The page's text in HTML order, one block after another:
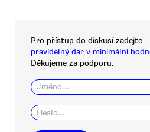
Pro přístup do diskusí zadejte
pravidelný dar v minimální
Děkujeme za podporu.